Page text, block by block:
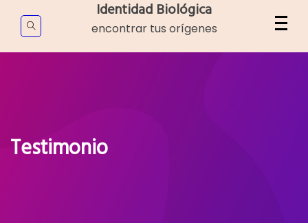
content
Identidad Biológica
encontrar tus orígenes
Testimonio